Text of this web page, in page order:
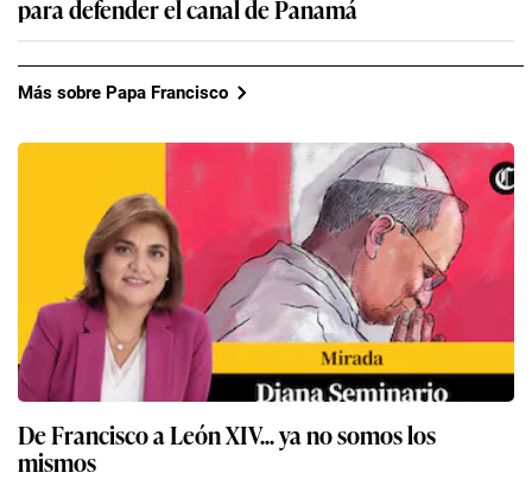
para defender el canal de Panamá
Más sobre Papa Francisco
De Francisco a León XIV... ya no somos los
mismos